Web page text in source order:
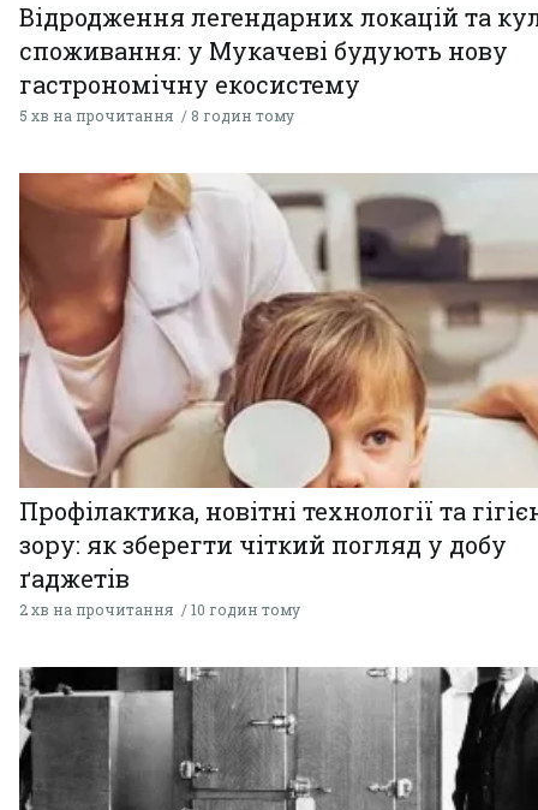
Відродження легендарних локацій та
споживання: у Мукачеві будують нову
гастрономічну екосистему
5 хв на прочитання 8 годин тому
Профілактика, новітні технології та
зору: як зберегти чіткий погляд у добу
ґаджетів
2 хв на прочитання 10 годин тому